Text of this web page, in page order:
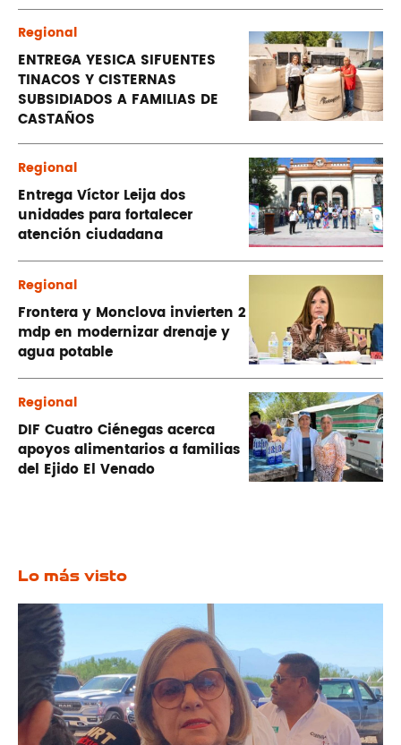
Regional
ENTREGA YESICA SIFUENTES
TINACOS Y CISTERNAS
SUBSIDIADOS A FAMILIAS DE
CASTAÑOS
Regional
Entrega Víctor Leija dos
unidades para fortalecer
atención ciudadana
Regional
Frontera y Monclova invierten 2
mdp en modernizar drenaje y
agua potable
Regional
DIF Cuatro Ciénegas acerca
apoyos alimentarios a familias
del Ejido El Venado
Lo más visto